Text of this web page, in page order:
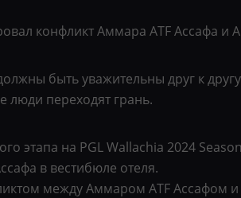
конфликт Аммара ATF Ассафа и
быть уважительны друг к
люди переходят грань.
этапа на PGL Wallachia 2024
в вестибюле отеля.
между Аммаром ATF Ассафом и